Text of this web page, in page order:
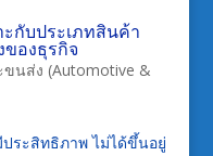
กับประเภทสินค้า
องธุรกิจ
นส่ง (Automotive &
ระสิทธิภาพ ไม่ได้ขึ้นอยู่